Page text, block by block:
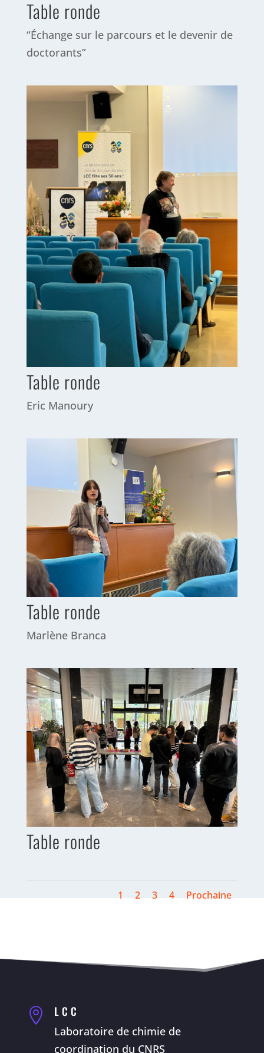
Table ronde
“Échange sur le parcours et le devenir de
doctorants”
Table ronde
Eric Manoury
Table ronde
Marlène Branca
Table ronde
1 2 3 4 Prochaine
 LCC
Laboratoire de chimie de
coordination du CNRS